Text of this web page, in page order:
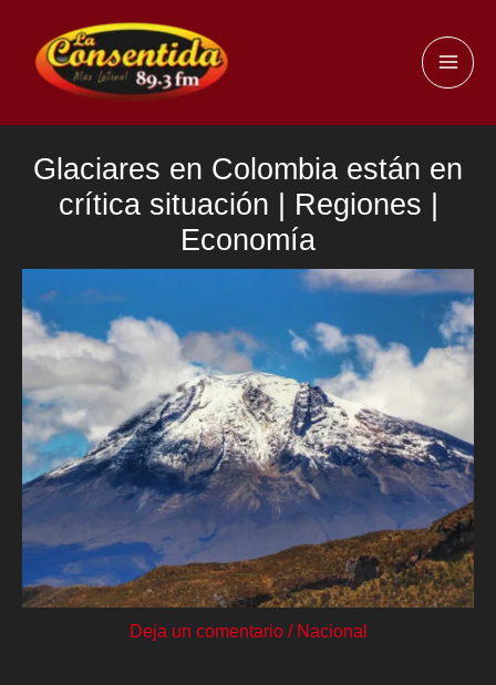
contenido
Glaciares en Colombia están en
crítica situación | Regiones |
Economía
Deja un comentario / Nacional